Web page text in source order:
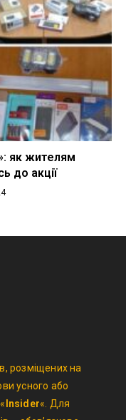
як жителям
до акції
розміщених на
усного або
Insider«. Для